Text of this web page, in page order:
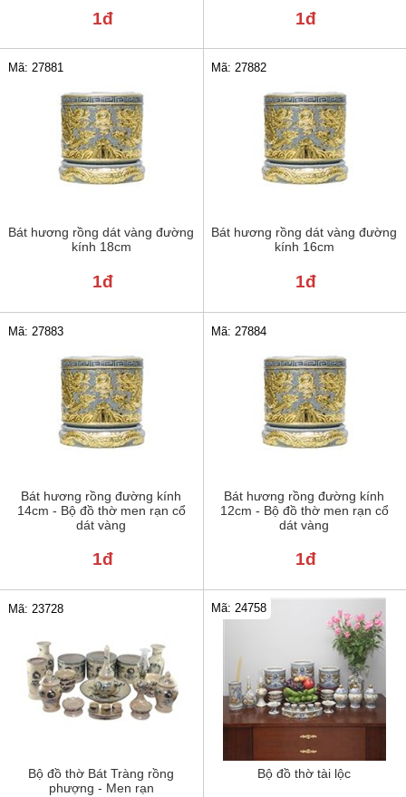
1đ 1đ
Bát hương rồng dát vàng đường
kính 18cm
Mã: 27881
1đ
Bát hương rồng dát vàng đường
kính 16cm
Mã: 27882
1đ
Bát hương rồng đường kính
14cm - Bộ đồ thờ men rạn cổ
dát vàng
Mã: 27883
1đ
Bát hương rồng đường kính
12cm - Bộ đồ thờ men rạn cổ
dát vàng
Mã: 27884
1đ
Bộ đồ thờ Bát Tràng rồng
phượng - Men rạn
Mã: 23728
Bộ đồ thờ tài lộc
Mã: 24758